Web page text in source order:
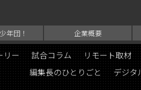
年団！ 企業概要
リー 試合コラム リモート取材
編集長のひとりごと
デジタ